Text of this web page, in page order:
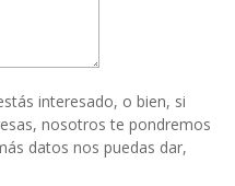
interesado, o bien, si
nosotros te pondremos
datos nos puedas dar,